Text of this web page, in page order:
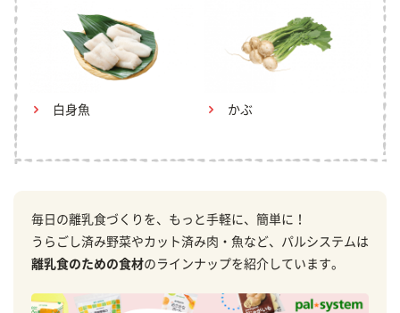
白身魚 かぶ
毎日の離乳食づくりを、もっと手軽に、簡単に！
うらごし済み野菜やカット済み肉・魚など、パルシステムは
離乳食のための食材のラインナップを紹介しています。